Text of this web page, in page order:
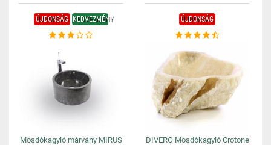
ÚJDONSÁG KEDVEZMÉNY
Mosdókagyló márvány MIRUS
ÚJDONSÁG
DIVERO Mosdókagyló Crotone